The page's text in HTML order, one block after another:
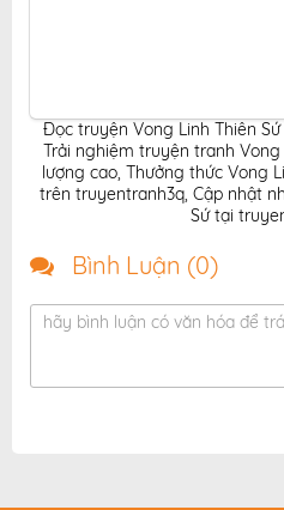
Đọc truyện Vong Linh Thiên
Trải nghiệm truyện tranh
lượng cao, Thưởng thức Vong
trên truyentranh3q, Cập nhật
Sứ tại
Bình Luận (0)
hãy bình luận có văn hóa để